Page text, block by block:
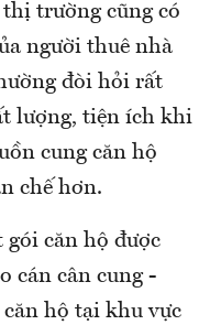
trường cũng có
người thuê nhà
đòi hỏi rất
lượng, tiện ích khi
cung căn hộ
chế hơn.
gói căn hộ được
cán cân cung -
hộ tại khu vực